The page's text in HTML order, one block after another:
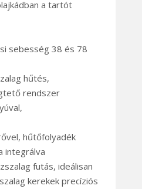
a tartót
sebesség 38 és 78
hűtés,
rendszer
hűtőfolyadék
integrálva
futás, ideálisan
kerekek precíziós